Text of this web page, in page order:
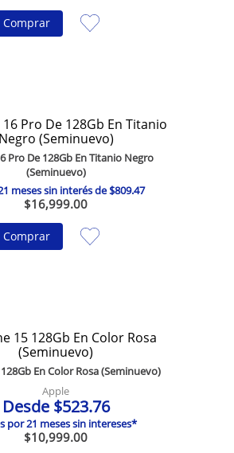
Comprar
Pro De 128Gb En Titanio Negro
(Seminuevo)
meses sin interés de$809.47
$16,999.00
Comprar
En Color Rosa (Seminuevo)
Apple
Desde $523.76
por21 meses sin intereses*
$10,999.00